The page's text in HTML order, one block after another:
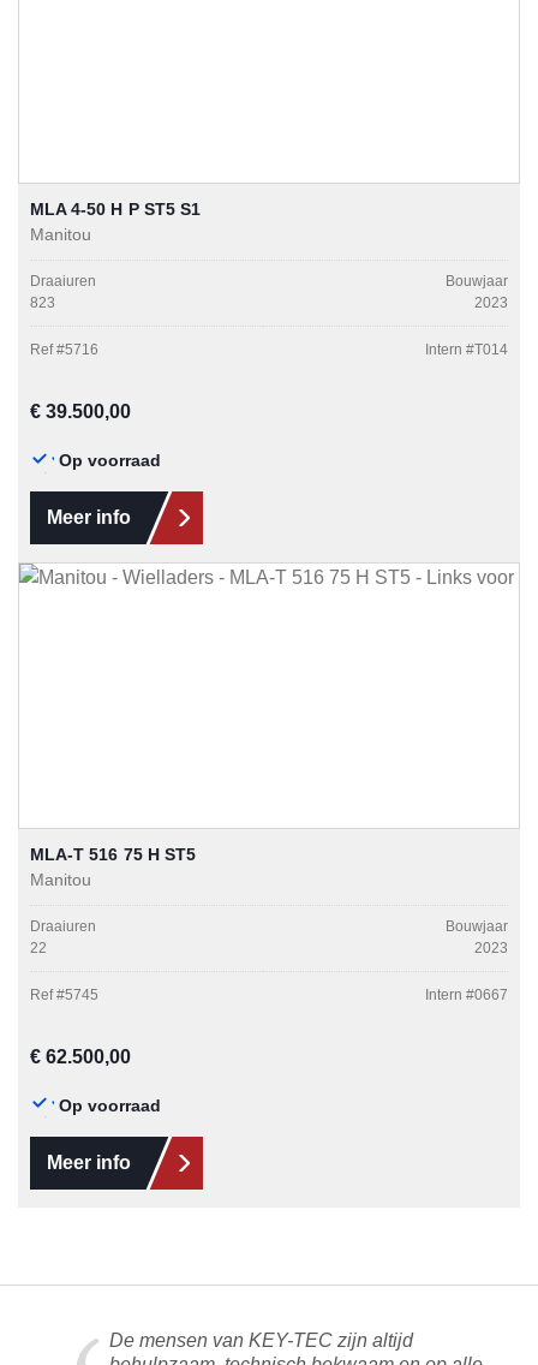
MLA 4-50 H P ST5 S1
Manitou
Draaiuren
823
Bouwjaar
2023
Ref #5716 Intern #T014
Normale prijs:
€ 39.500,00
Op voorraad
Meer info
MLA-T 516 75 H ST5
Manitou
Draaiuren
22
Bouwjaar
2023
Ref #5745 Intern #0667
Normale prijs:
€ 62.500,00
Op voorraad
Meer info
De mensen van KEY-TEC zijn altijd